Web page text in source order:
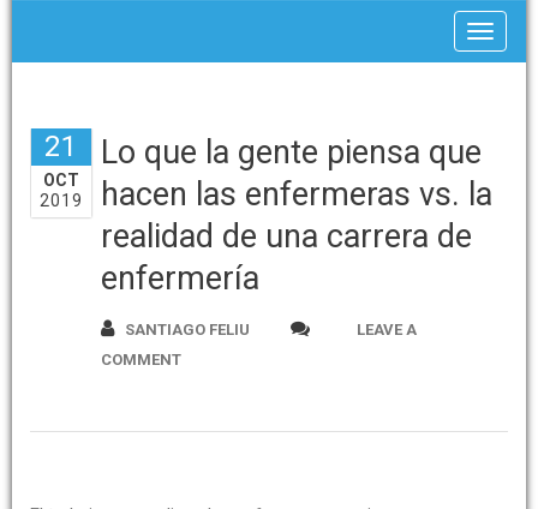
21
OCT
2019
Lo que la gente piensa que
hacen las enfermeras vs. la
realidad de una carrera de
enfermería
SANTIAGO FELIU
LEAVE A
COMMENT